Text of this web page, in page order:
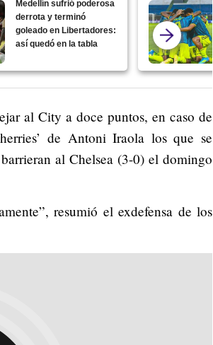
Medellín sufrió poderosa
derrota y terminó
goleado en Libertadores:
así quedó en la tabla
al City a doce puntos, en caso de
de Antoni Iraola los que se
al Chelsea (3-0) el domingo
resumió el exdefensa de los